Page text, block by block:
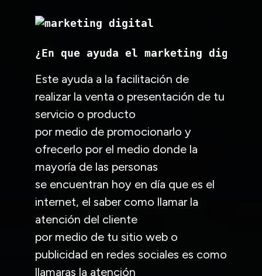
¿En que ayuda el marketing digital?
Este ayuda a la facilitación de
realizar la venta o presentación de tu
servicio o producto
por medio de promocionarlo y
ofrecerlo por el medio donde la
mayoría de las personas
se encuentran hoy en día que es el
internet, el saber como llamar la
atención del cliente
por medio de tu sitio web o
publicidad en redes sociales es como
llamaras la atención